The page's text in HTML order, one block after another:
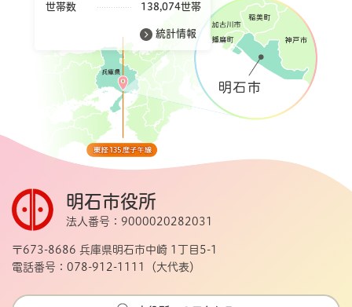
世帯数
138,074世帯
統計情報
明石市役所
法人番号：9000020282031
〒673-8686 兵庫県明石市中崎 1丁目5-1
電話番号：078-912-1111（大代表）